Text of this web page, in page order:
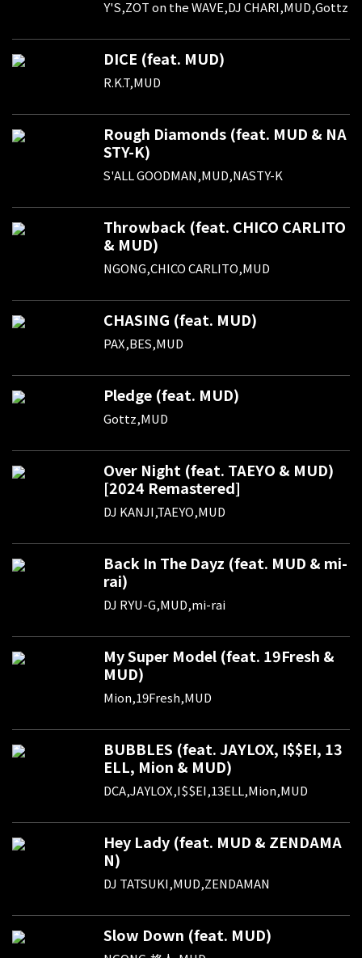
Y'S,ZOT on the WAVE,DJ CHARI,MUD,Gottz
DICE (feat. MUD)
R.K.T,MUD
Rough Diamonds (feat. MUD & NA
STY-K)
S'ALL GOODMAN,MUD,NASTY-K
Throwback (feat. CHICO CARLITO
& MUD)
NGONG,CHICO CARLITO,MUD
CHASING (feat. MUD)
PAX,BES,MUD
Pledge (feat. MUD)
Gottz,MUD
Over Night (feat. TAEYO & MUD)
[2024 Remastered]
DJ KANJI,TAEYO,MUD
Back In The Dayz (feat. MUD & mi-
rai)
DJ RYU-G,MUD,mi-rai
My Super Model (feat. 19Fresh &
MUD)
Mion,19Fresh,MUD
BUBBLES (feat. JAYLOX, I$$EI, 13
ELL, Mion & MUD)
DCA,JAYLOX,I$$EI,13ELL,Mion,MUD
Hey Lady (feat. MUD & ZENDAMA
N)
DJ TATSUKI,MUD,ZENDAMAN
Slow Down (feat. MUD)